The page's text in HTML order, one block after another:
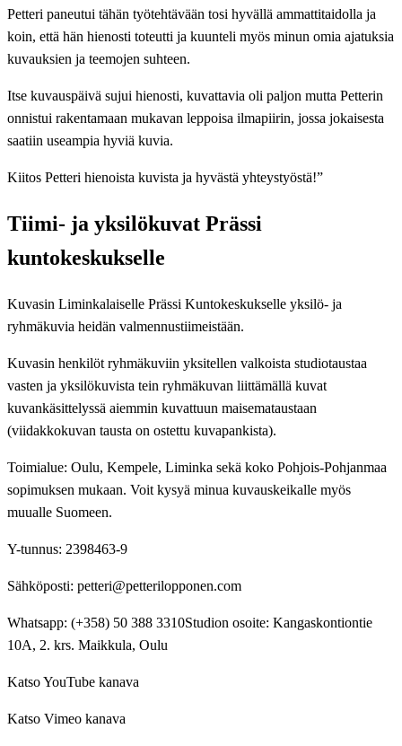
Petteri paneutui tähän työtehtävään tosi hyvällä ammattitaidolla ja
koin, että hän hienosti toteutti ja kuunteli myös minun omia ajatuksia
kuvauksien ja teemojen suhteen.
Itse kuvauspäivä sujui hienosti, kuvattavia oli paljon mutta Petterin
onnistui rakentamaan mukavan leppoisa ilmapiirin, jossa jokaisesta
saatiin useampia hyviä kuvia.
Kiitos Petteri hienoista kuvista ja hyvästä yhteystyöstä!”
Tiimi- ja yksilökuvat Prässi
kuntokeskukselle
Kuvasin Liminkalaiselle Prässi Kuntokeskukselle yksilö- ja
ryhmäkuvia heidän valmennustiimeistään.
Kuvasin henkilöt ryhmäkuviin yksitellen valkoista studiotaustaa
vasten ja yksilökuvista tein ryhmäkuvan liittämällä kuvat
kuvankäsittelyssä aiemmin kuvattuun maisemataustaan
(viidakkokuvan tausta on ostettu kuvapankista).
Toimialue: Oulu, Kempele, Liminka sekä koko Pohjois-Pohjanmaa
sopimuksen mukaan. Voit kysyä minua kuvauskeikalle myös
muualle Suomeen.
Y-tunnus: 2398463-9
Sähköposti: petteri@petterilopponen.com
Whatsapp: (+358) 50 388 3310Studion osoite: Kangaskontiontie
10A, 2. krs. Maikkula, Oulu
Katso YouTube kanava
Katso Vimeo kanava